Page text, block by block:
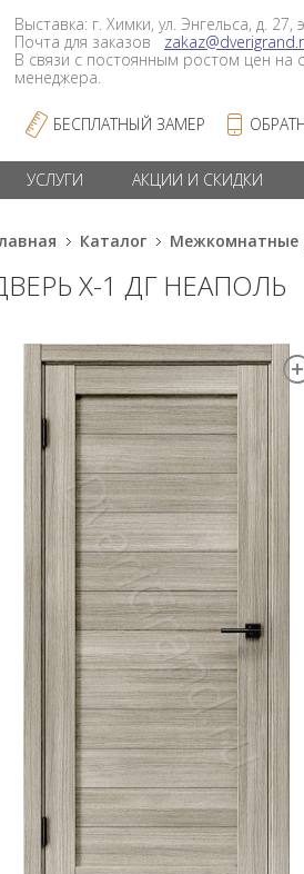
Выставка: г. Химки, ул. Энгельса, д.
Почта для заказов
В связи с постоянным ростом цен на
менеджера.
БЕСПЛАТНЫЙ ЗАМЕР
УСЛУГИ АКЦИИ И СКИДКИ
Каталог Межкомнатные
X-1 ДГ НЕАПОЛЬ